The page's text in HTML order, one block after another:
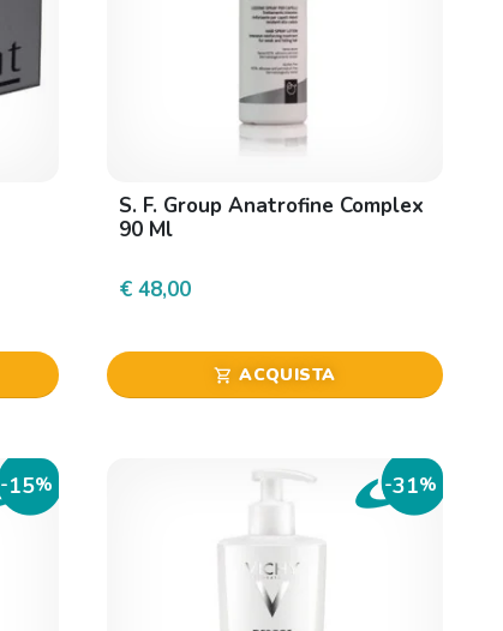
S. F. Group Anatrofine Complex
90 Ml
€ 48,00
shopping_cart ACQUISTA
-15% -31%